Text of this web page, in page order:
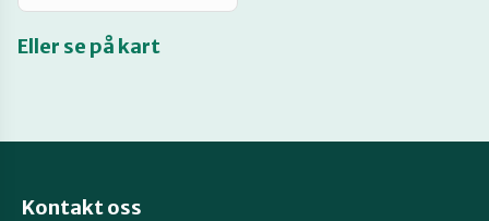
Eller se på kart
Kontakt oss